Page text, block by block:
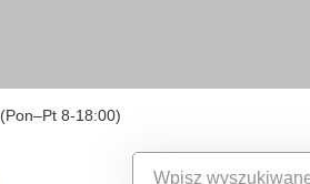
(Pon–Pt 8-18:00)